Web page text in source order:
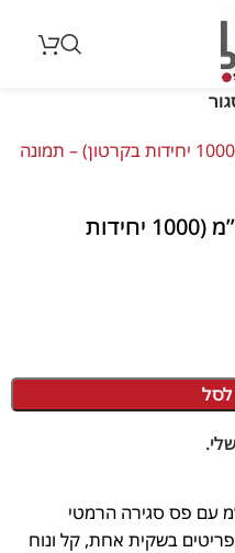
שקית פסגור שקופות 4/6 ס”מ (1000 יחידות
ניילון פוליאתן במידה 4/6 ס”מ עם פס סגירה הרמטי
בשקית אחת, קל ונוח